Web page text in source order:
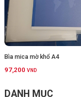
Bìa mica mờ khổ A4
97,200 VND
DANH MỤC